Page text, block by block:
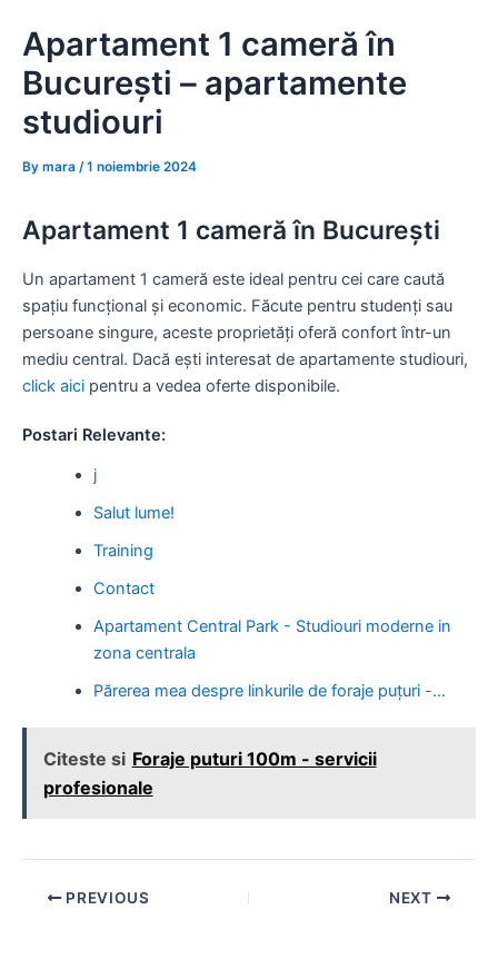
content
Apartament 1 cameră în
București – apartamente
studiouri
By mara /1 noiembrie 2024
Apartament 1 cameră în București
Un apartament 1 cameră este ideal pentru cei care caută
spațiu funcțional și economic. Făcute pentru studenți sau
persoane singure, aceste proprietăți oferă confort într-un
mediu central. Dacă ești interesat de apartamente studiouri,
click aici pentru a vedea oferte disponibile.
Postari Relevante:
j
Salut lume!
Training
Contact
Apartament Central Park - Studiouri moderne in
zona centrala
Părerea mea despre linkurile de foraje puțuri -…
Citeste si Foraje puturi 100m - servicii
profesionale
Post PREVIOUS NEXT